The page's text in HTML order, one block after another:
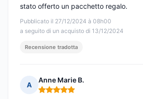
Pubblicato il 27/12/2024 à 08h00
a seguito di un acquisto di 13/12/2024
stato offerto un pacchetto regalo.
Recensione tradotta
A
Anne Marie B.
Nota: 5 su 5